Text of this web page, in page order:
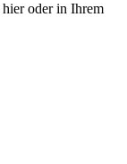
oder in Ihrem